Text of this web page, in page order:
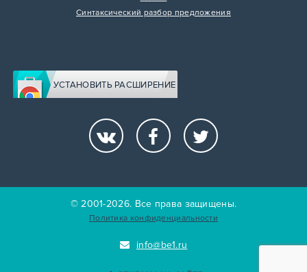
Синтаксический разбор предложения
УСТАНОВИТЬ РАСШИРЕНИЕ
© 2001-2026. Все права защищены.
Политика конфиденциальности
info@be1.ru